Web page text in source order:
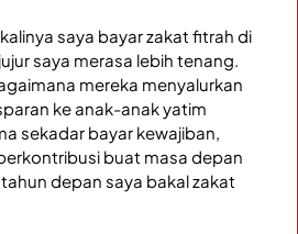
saya bayar zakat fitrah di
saya merasa lebih tenang.
mereka menyalurkan
ke anak-anak yatim
sekadar bayar kewajiban,
buat masa depan
depan saya bakal zakat